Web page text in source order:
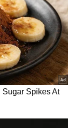
ESP
ತುರ್ತು
ಆಟೋ
360 ಡಿಗ್ರಿ
ಬ್ಲೈಂಡ್ ಸ್ಪಾಟ್
ಮತ್ತು